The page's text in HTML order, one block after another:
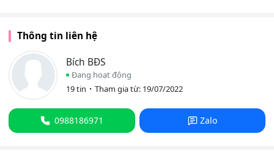
Thông tin liên hệ
Bích BĐS
Đang hoạt động
19 tin
Tham gia từ: 19/07/2022
0988186971 Zalo